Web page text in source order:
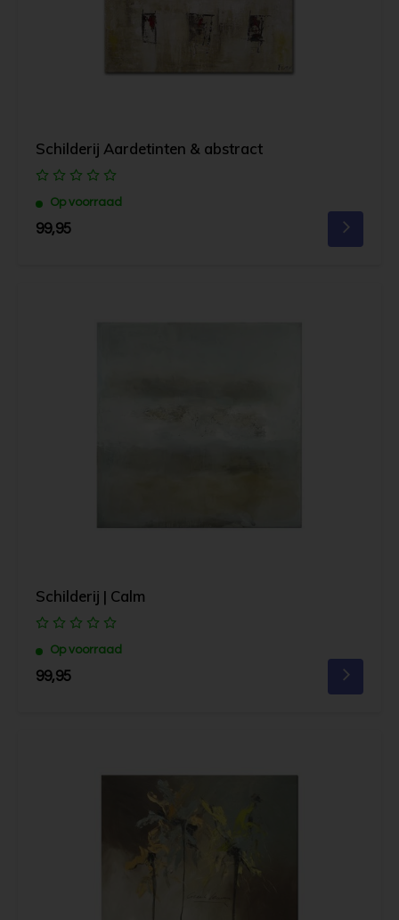
Schilderij Aardetinten & abstract
Op voorraad
99,95
Schilderij | Calm
Op voorraad
99,95